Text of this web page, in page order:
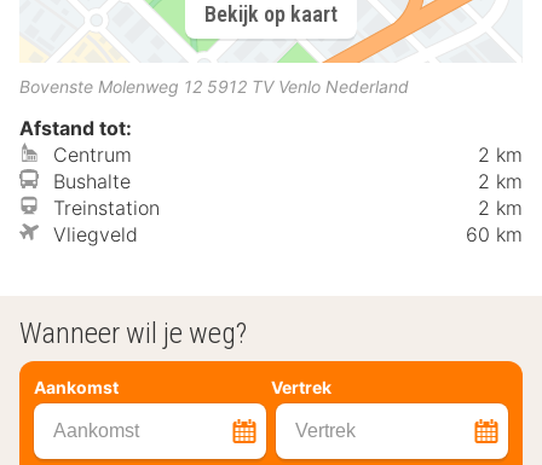
Bekijk op kaart
Bovenste Molenweg 12 5912 TV Venlo Nederland
Afstand tot:
Centrum
2 km
Bushalte
2 km
Treinstation
2 km
Vliegveld
60 km
Wanneer wil je weg?
Aankomst Vertrek
Aankomst Vertrek